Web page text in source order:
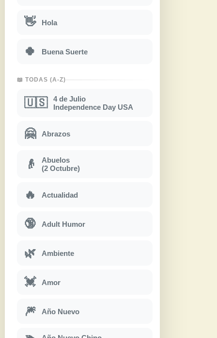
👋 Hola
🍀 Buena Suerte
📖 TODAS (A-Z)
🇺🇸
4 de Julio
Independence Day USA
🤗 Abrazos
👴
Abuelos
(2 Octubre)
🔥 Actualidad
🔞 Adult Humor
🌿 Ambiente
💓 Amor
🎆 Año Nuevo